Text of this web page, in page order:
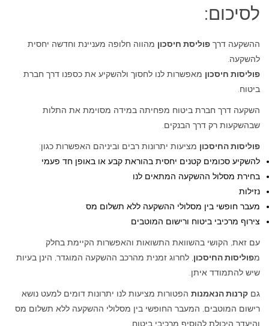
לסיכום:
ההשקעה דרך פוליסת חיסכון מהווה חלופה מעניינת וחדשה יחסית
להשקעה.
פוליסות חיסכון מאפשרות לנו לחסוך ולהשקיע את כספנו דרך חברת
ביטוח.
השקעה דרך חברת ביטוח מפחיתה במידה מסוימת את התלות
שבהשקעות רק דרך הבנקים.
פוליסות החיסכון מציעות יתרונות רבים וביניהם האפשרות כגון:
להשקיע סכומים קטנים יחסית בהוראת קבע או באופן חד פעמי
בחירת מסלול ההשקעה המתאים לנו
נזילות
מעבר חופשי בין מסלולי ההשקעה ללא תשלום מס
צירוף מרכיבי ביטוח ורישום המוטבים
עם זאת, הקושי בהשוואת התשואות והאפשרות הקיימת בחלק
מפוליסות החיסכון , לחרוג זמנית מהרכב ההשקעה המוגדר, הינן בעיות
שיש להתמודד איתן.
גם קרנות הנאמנות הפטורות מציעות לנו יתרונות דומים למעט נושא
רישום המוטבים, המעבר החופשי בין מסלולי ההשקעה ללא תשלום מס
והיעדר היכולת להוסיף מרכיבי ביטוח.